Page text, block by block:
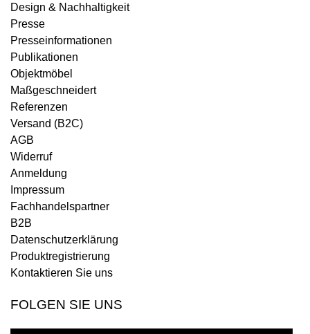
Design & Nachhaltigkeit
Presse
Presseinformationen
Publikationen
Objektmöbel
Maßgeschneidert
Referenzen
Versand (B2C)
AGB
Widerruf
Anmeldung
Impressum
Fachhandelspartner
B2B
Datenschutzerklärung
Produktregistrierung
Kontaktieren Sie uns
FOLGEN SIE UNS